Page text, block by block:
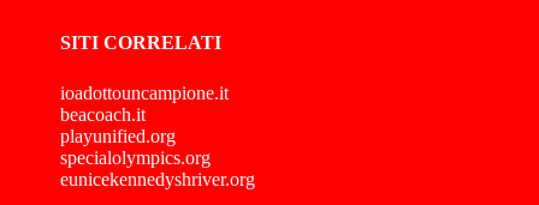
SITI CORRELATI
ioadottouncampione.it
beacoach.it
playunified.org
specialolympics.org
eunicekennedyshriver.org